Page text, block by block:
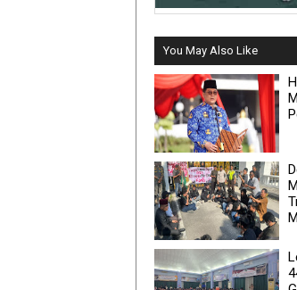
You May Also Like